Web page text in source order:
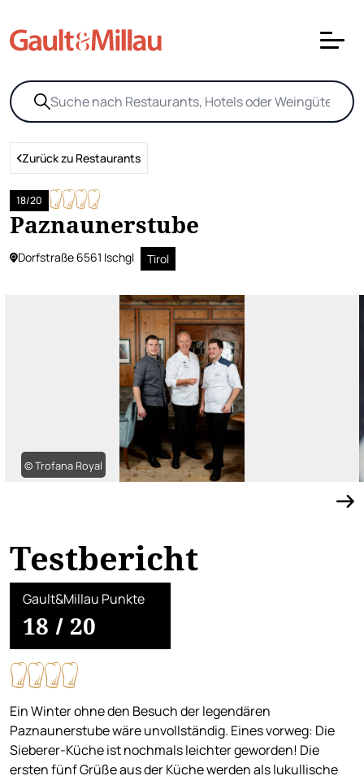
Zurück zu Restaurants
Paznaunerstube
18/20
Dorfstraße 6561 Ischgl Tirol
© Trofana Royal
Testbericht
Gault&Millau Punkte
18 / 20
Ein Winter ohne den Besuch der legendären
Paznaunerstube wäre unvollständig. Eines vorweg: Die
Sieberer-Küche ist nochmals leichter geworden! Die
ersten fünf Grüße aus der Küche werden als lukullische